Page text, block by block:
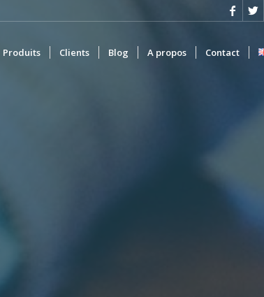
Produits Clients Blog A propos Contact